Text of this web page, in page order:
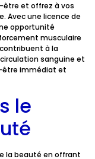
et offrez à vos
Avec une licence de
opportunité
musculaire
à la
sanguine et
être immédiat et
le
la beauté en offrant